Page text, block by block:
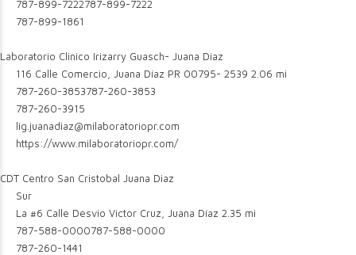
787-899-7222787-899-7222
787-899-1861
Laboratorio Clinico Irizarry Guasch- Juana Diaz
116 Calle Comercio, Juana Díaz PR 00795- 2539 2.06 mi
787-260-3853787-260-3853
787-260-3915
lig.juanadiaz@milaboratoriopr.com
https://www.milaboratoriopr.com/
CDT Centro San Cristobal Juana Diaz
Sur
La #6 Calle Desvio Victor Cruz, Juana Díaz 2.35 mi
787-588-0000787-588-0000
787-260-1441